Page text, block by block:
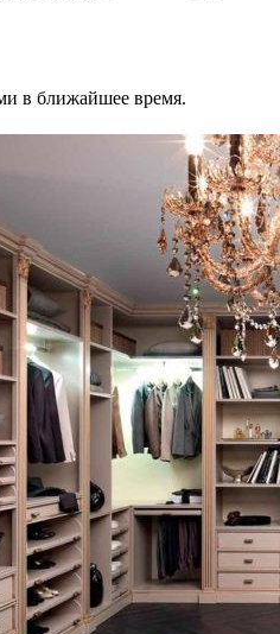
в ближайшее время.